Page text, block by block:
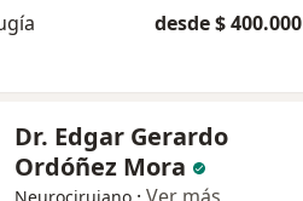
desde $ 400.000
Dr. Edgar Gerardo
Ordóñez Mora